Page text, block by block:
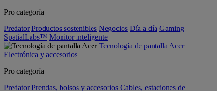
Pro categoría
Predator Productos sostenibles Negocios Día a día Gaming
SpatialLabs™ Monitor inteligente
Tecnología de pantalla Acer
Electrónica y accesorios
Pro categoría
Predator Prendas, bolsos y accesorios Cables, estaciones de